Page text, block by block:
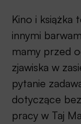
Kino i książka
innymi
mamy przed
zjawiska w
pytanie
dotyczące
pracy w Taj